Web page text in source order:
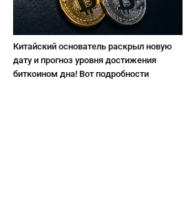
Китайский основатель раскрыл новую
дату и прогноз уровня достижения
биткоином дна! Вот подробности